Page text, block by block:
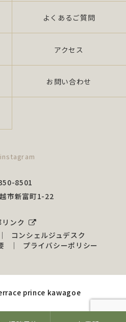
がこれを「理解」・「徹
実現を図るため、継続的
改善いた します。
失又はき損の防止及び是
情報の安全性及び正確性
を実行し、是正いたしま
いて 情報管理の役割、責
ものとします
いて 漏えい、滅失又はき
いて システム上の利用を
性の管理を行うものとし
について
・開示請求等手続に関し
業員ご自 身の情報開示を
よくあるご質問
アクセス
お問い合わせ
instagram
ンク
コンシェルジュデスク
プライバシーポリシー
8501
市新富町1-22
prince kawagoe